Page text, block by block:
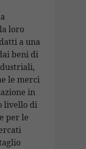
loro
a una
beni di
le merci
in
livello di
per le